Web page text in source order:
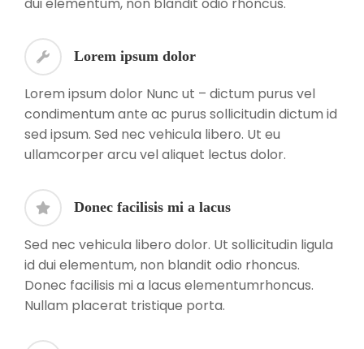
Lorem ipsum dolor
Lorem ipsum dolor Nunc ut – dictum purus vel
condimentum ante ac purus sollicitudin dictum id
sed ipsum. Sed nec vehicula libero. Ut eu
ullamcorper arcu vel aliquet lectus dolor.
Donec facilisis mi a lacus
Sed nec vehicula libero dolor. Ut sollicitudin ligula
id dui elementum, non blandit odio rhoncus.
Donec facilisis mi a lacus elementumrhoncus.
Nullam placerat tristique porta.